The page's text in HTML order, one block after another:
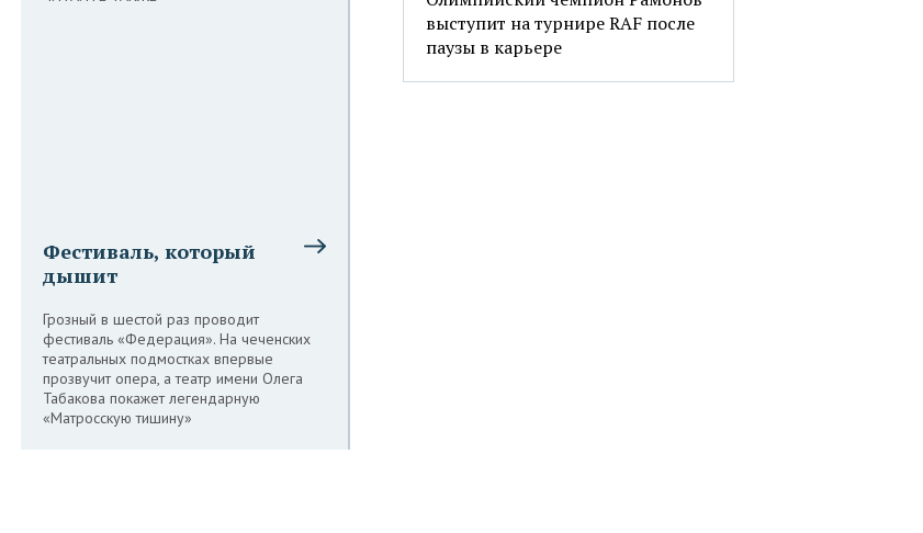
выступит на турнире RAF после
паузы в карьере
Фестиваль, который
дышит
Грозный в шестой раз проводит
фестиваль «Федерация». На чеченских
театральных подмостках впервые
прозвучит опера, а театр имени Олега
Табакова покажет легендарную
«Матросскую тишину»